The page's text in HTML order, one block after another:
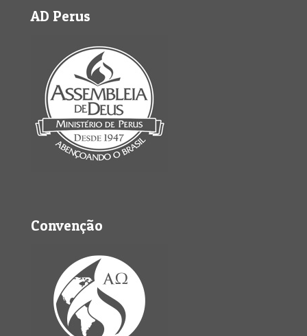
AD Perus
Convenção